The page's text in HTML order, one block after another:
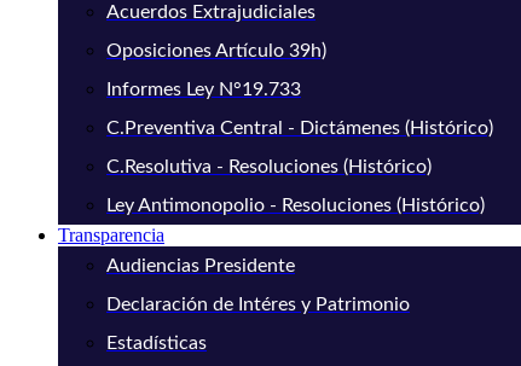
Acuerdos Extrajudiciales
Oposiciones Artículo 39h)
Informes Ley N°19.733
C.Preventiva Central - Dictámenes (Histórico)
C.Resolutiva - Resoluciones (Histórico)
Ley Antimonopolio - Resoluciones (Histórico)
Transparencia
Audiencias Presidente
Declaración de Intéres y Patrimonio
Estadísticas